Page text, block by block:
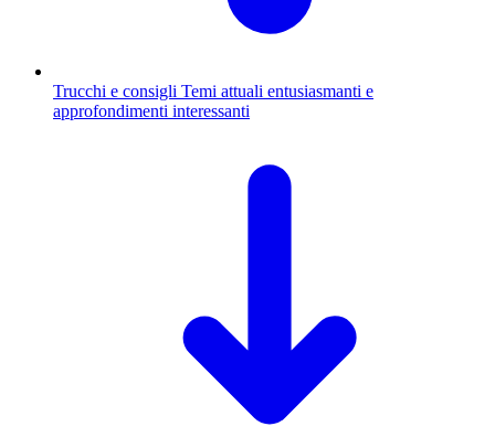
Trucchi e consigli Temi attuali entusiasmanti e
approfondimenti interessanti